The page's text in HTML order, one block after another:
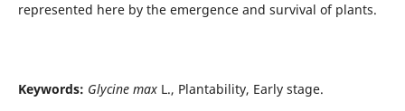
represented here by the emergence and survival of plants.
Keywords: Glycine maxL., Plantability, Early stage.